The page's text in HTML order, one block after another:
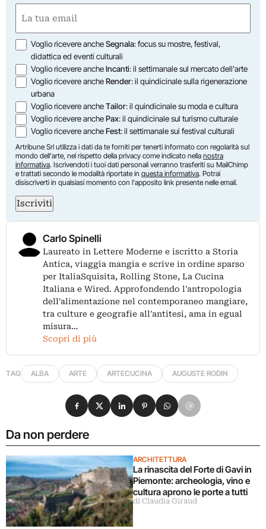
(Required)
Opzioni
Voglio ricevere ancheSegnala: focus su mostre, festival,
didattica ed eventi culturali
Voglio ricevere ancheIncanti: il settimanale sul mercato dell'arte
Voglio ricevere ancheRender: il quindicinale sulla rigenerazione
urbana
Voglio ricevere ancheTailor: il quindicinale su moda e cultura
Voglio ricevere anchePax: il quindicinale sul turismo culturale
Voglio ricevere ancheFest: il settimanale sui festival culturali
Artribune Srl utilizza i dati da te forniti per tenerti informato con regolarità sul
mondo dell'arte, nel rispetto della privacy come indicato nella nostra
informativa. Iscrivendoti i tuoi dati personali verranno trasferiti su MailChimp
e trattati secondo le modalità riportate in questa informativa. Potrai
disiscriverti in qualsiasi momento con l'apposito link presente nelle email.
Iscriviti
Carlo Spinelli
Laureato in Lettere Moderne e iscritto a Storia
Antica, viaggia mangia e scrive in ordine sparso
per ItaliaSquisita, Rolling Stone, La Cucina
Italiana e Wired. Approfondendo l'antropologia
dell'alimentazione nel contemporaneo mangiare,
tra culture e geografie all'antitesi, ama in egual
misura…
Scopri di più
TAG ALBA ARTE ARTECUCINA AUGUSTE RODIN
Da non perdere
ARCHITETTURA
La rinascita del Forte di Gavi in
Piemonte: archeologia, vino e
cultura aprono le porte a tutti
di Claudia Giraud
Condividi su Facebook
Condividi su X
Condividi su LinkedIn
Condividi su Pinterest
Condividi su WhatsApp
Condividi su Email